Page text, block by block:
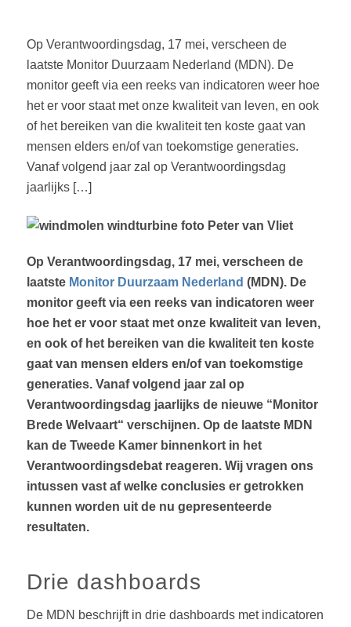
Op Verantwoordingsdag, 17 mei, verscheen de
laatste Monitor Duurzaam Nederland (MDN). De
monitor geeft via een reeks van indicatoren weer hoe
het er voor staat met onze kwaliteit van leven, en ook
of het bereiken van die kwaliteit ten koste gaat van
mensen elders en/of van toekomstige generaties.
Vanaf volgend jaar zal op Verantwoordingsdag
jaarlijks […]
Op Verantwoordingsdag, 17 mei, verscheen de
laatste Monitor Duurzaam Nederland (MDN). De
monitor geeft via een reeks van indicatoren weer
hoe het er voor staat met onze kwaliteit van leven,
en ook of het bereiken van die kwaliteit ten koste
gaat van mensen elders en/of van toekomstige
generaties. Vanaf volgend jaar zal op
Verantwoordingsdag jaarlijks de nieuwe “Monitor
Brede Welvaart“ verschijnen. Op de laatste MDN
kan de Tweede Kamer binnenkort in het
Verantwoordingsdebat reageren. Wij vragen ons
intussen vast af welke conclusies er getrokken
kunnen worden uit de nu gepresenteerde
resultaten.
Drie dashboards
De MDN beschrijft in drie dashboards met indicatoren